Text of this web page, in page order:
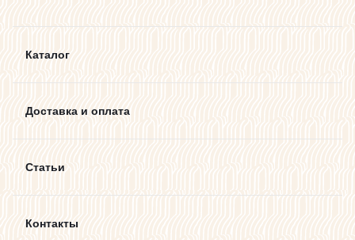
Каталог
Доставка и оплата
Статьи
Контакты